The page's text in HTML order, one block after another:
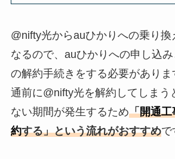
@nifty光からauひかりへの乗り換
なるので、auひかりへの申し込
の解約手続きをする必要がありま
通前に@nifty光を解約してしまう
ない期間が発生するため「開通工
約する」という流れがおすすめで